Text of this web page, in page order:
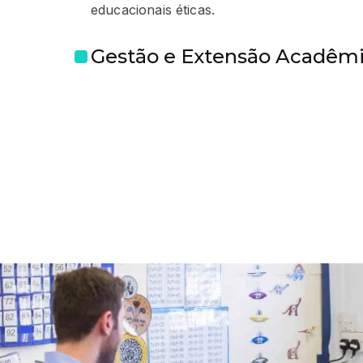
educacionais éticas.
Gestão e Extensão